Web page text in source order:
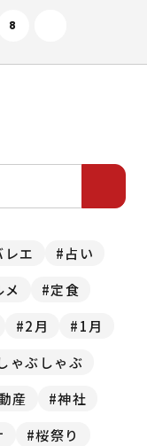
8
レエ
占い
メ
定食
2月
1月
ゃぶしゃぶ
産
神社
桜祭り